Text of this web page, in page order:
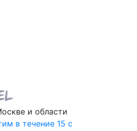
и области
в течение 15 с